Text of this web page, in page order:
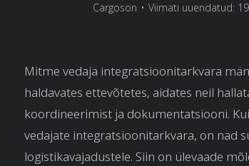
Cargoson • Viimati uuendatud:
Mitme vedaja integratsioonitarkvara
haldavates ettevõtetes, aidates neil
koordineerimist ja dokumentatsiooni.
vedajate integratsioonitarkvara, on nad
logistikavajadustele. Siin on ülevaade